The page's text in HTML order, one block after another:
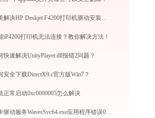
完美解决HP Deskjet F4200打印机驱动安装困扰，全面下载安装教程
iP4200打印机无法连接？教你解决方法！
快速解决UnityPlayer.dll报错2问题？
安全下载DirectX9.c官方版Win7？
正常启动0xc0000005怎么解决
声卡驱动服务WavesSvc64.exe应用程序错误0xc0000005解决方法